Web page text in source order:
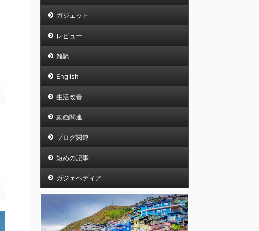
ガジェット
レビュー
雑談
English
生活改善
動画関連
ブログ関連
短めの記事
ガジェペディア